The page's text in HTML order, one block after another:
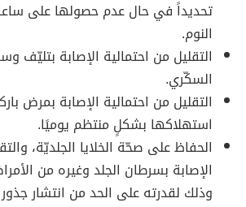
تحديداً في حال عدم حصولها على
النوم.
التقليل من احتمالية الإصابة بتليّف
السكّري.
التقليل من احتمالية الإصابة بمرض
استهلاكها بشكلٍ منتظم يوميًا.
الحفاظ على صحّة الخلايا الجلديّة،
الإصابة بسرطان الجلد وغيره من
وذلك لقدرته على الحد من انتشار جذور